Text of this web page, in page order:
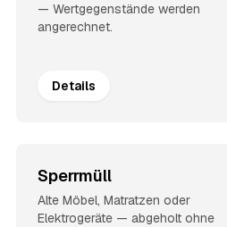
— Wertgegenstände werden
angerechnet.
Details
Sperrmüll
Alte Möbel, Matratzen oder
Elektrogeräte — abgeholt ohne